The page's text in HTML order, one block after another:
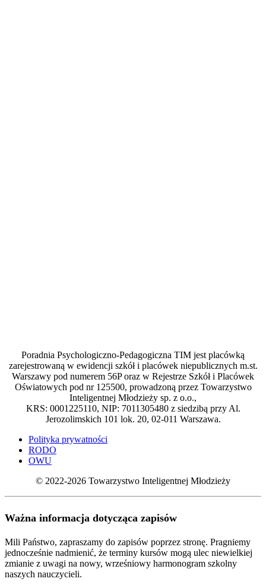
Poradnia Psychologiczno-Pedagogiczna TIM jest placówką
zarejestrowaną w ewidencji szkół i placówek niepublicznych m.st.
Warszawy pod numerem 56P oraz w Rejestrze Szkół i Placówek
Oświatowych pod nr 125500, prowadzoną przez Towarzystwo
Inteligentnej Młodzieży sp. z o.o.,
KRS: 0001225110, NIP: 7011305480 z siedzibą przy Al.
Jerozolimskich 101 lok. 20, 02-011 Warszawa.
Polityka prywatności
RODO
OWU
© 2022-2026 Towarzystwo Inteligentnej Młodzieży
Ważna informacja dotycząca zapisów
Mili Państwo, zapraszamy do zapisów poprzez stronę. Pragniemy
jednocześnie nadmienić, że terminy kursów mogą ulec niewielkiej
zmianie z uwagi na nowy, wrześniowy harmonogram szkolny
naszych nauczycieli.